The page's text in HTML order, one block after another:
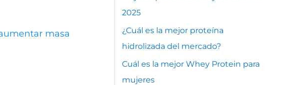
masa
2025
¿Cuál es la mejor proteína
hidrolizada del mercado?
Cuál es la mejor Whey Protein para
mujeres